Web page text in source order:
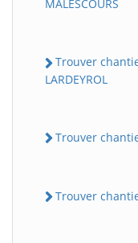
MALESCOURS
Trouver
LARDEYROL
Trouver
Trouver